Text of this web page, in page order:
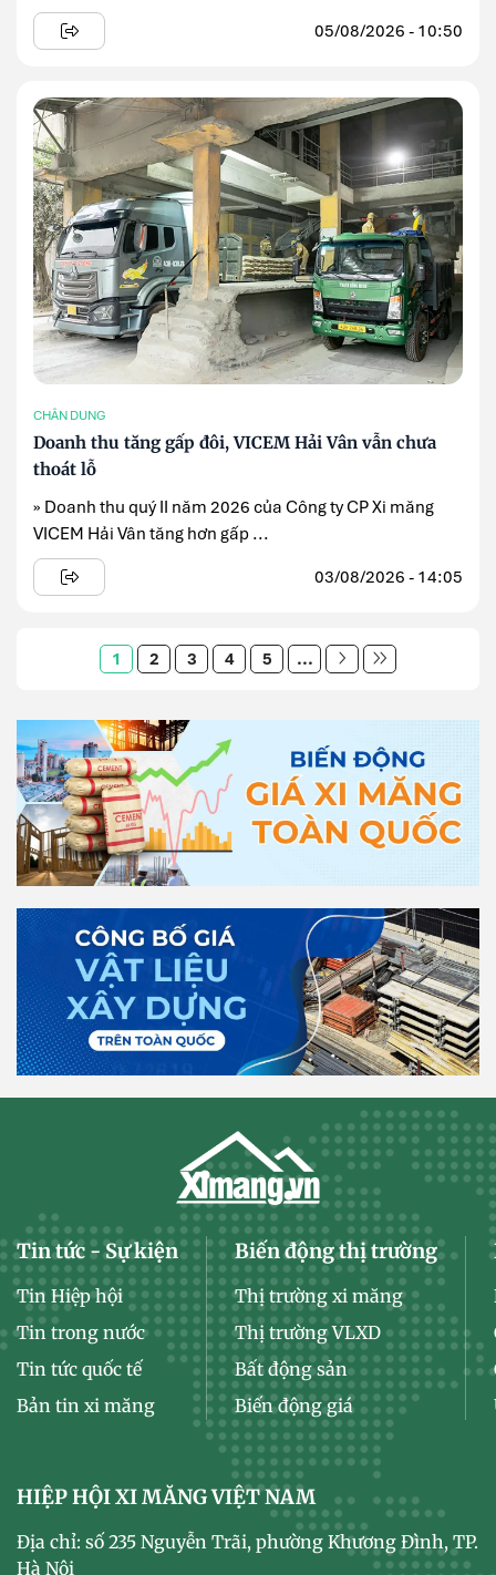
05/08/2026 - 10:50
CHÂN DUNG
Doanh thu tăng gấp đôi, VICEM Hải Vân vẫn chưa
thoát lỗ
» Doanh thu quý II năm 2026 của Công ty CP Xi măng
VICEM Hải Vân tăng hơn gấp ...
03/08/2026 - 14:05
1 2 3 4 5 ...
Tin tức - Sự kiện
Tin Hiệp hội
Tin trong nước
Tin tức quốc tế
Bản tin xi măng
Biến động thị trường
Thị trường xi măng
Thị trường VLXD
Bất động sản
Biến động giá
HIỆP HỘI XI MĂNG VIỆT NAM
Địa chỉ: số 235 Nguyễn Trãi, phường Khương Đình, TP.
Hà Nội